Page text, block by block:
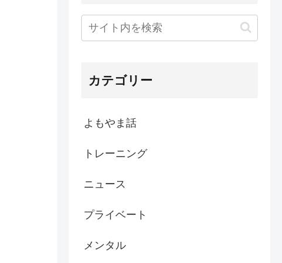
カテゴリー
よもやま話
トレーニング
ニュース
プライベート
メンタル